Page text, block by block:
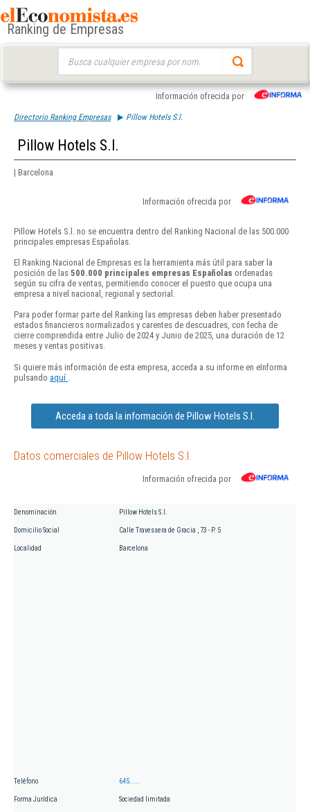
Ranking de Empresas
Información ofrecida por
Directorio Ranking Empresas Pillow Hotels S.l.
Pillow Hotels S.l.
| Barcelona
Información ofrecida por
Pillow Hotels S.l. no se encuentra dentro del Ranking Nacional de las 500.000
principales empresas Españolas.
El Ranking Nacional de Empresas es la herramienta más útil para saber la
posición de las 500.000 principales empresas Españolas ordenadas
según su cifra de ventas, permitiendo conocer el puesto que ocupa una
empresa a nivel nacional, regional y sectorial.
Para poder formar parte del Ranking las empresas deben haber presentado
estados financieros normalizados y carentes de descuadres, con fecha de
cierre comprendida entre Julio de 2024 y Junio de 2025, una duración de 12
meses y ventas positivas.
Si quiere más información de esta empresa, acceda a su informe en eInforma
pulsando aquí
Acceda a toda la información de Pillow Hotels S.l.
Datos comerciales de Pillow Hotels S.l.
Información ofrecida por
Denominación Pillow Hotels S.l.
Domicilio Social Calle Travessera de Gracia , 73 - P. 5
Localidad Barcelona
Teléfono 645.....
Forma Jurídica Sociedad limitada